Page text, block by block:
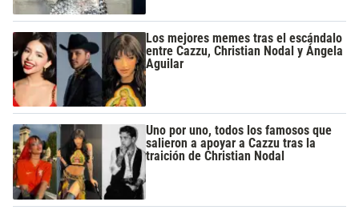
Los mejores memes tras el escándalo
entre Cazzu, Christian Nodal y Ángela
Aguilar
Uno por uno, todos los famosos que
salieron a apoyar a Cazzu tras la
traición de Christian Nodal